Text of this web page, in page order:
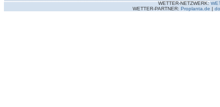
WETTER-NETZWERK:
WETTER-PARTNER: Proplanta.de |